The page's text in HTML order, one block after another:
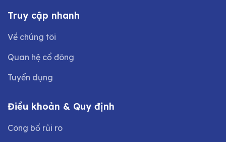
Truy cập nhanh
Về chúng tôi
Quan hệ cổ đông
Tuyển dụng
Điều khoản & Quy định
Công bố rủi ro